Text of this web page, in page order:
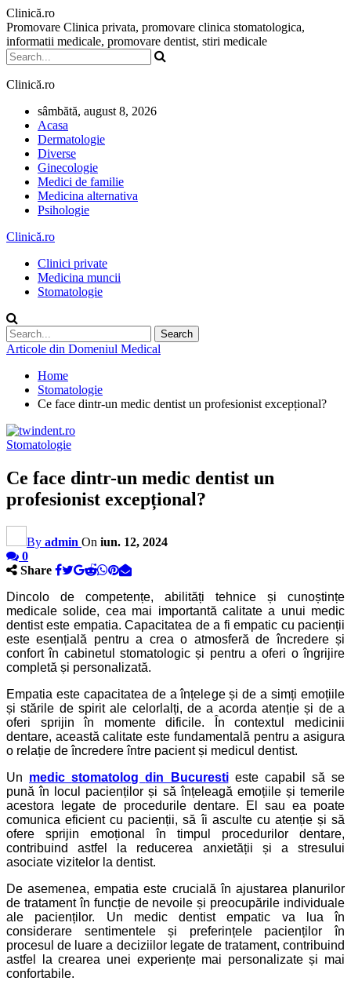
Clinică.ro
Promovare Clinica privata, promovare clinica stomatologica,
informatii medicale, promovare dentist, stiri medicale
Clinică.ro
sâmbătă, august 8, 2026
Acasa
Dermatologie
Diverse
Ginecologie
Medici de familie
Medicina alternativa
Psihologie
Clinică.ro
Clinici private
Medicina muncii
Stomatologie
Articole din Domeniul Medical
Home
Stomatologie
Ce face dintr-un medic dentist un profesionist excepțional?
Stomatologie
Ce face dintr-un medic dentist un
profesionist excepțional?
By admin On iun. 12, 2024
0
Share
Dincolo de competențe, abilități tehnice și cunoștințe
medicale solide, cea mai importantă calitate a unui medic
dentist este empatia. Capacitatea de a fi empatic cu pacienții
este esențială pentru a crea o atmosferă de încredere și
confort în cabinetul stomatologic și pentru a oferi o îngrijire
completă și personalizată.
Empatia este capacitatea de a înțelege și de a simți emoțiile
și stările de spirit ale celorlalți, de a acorda atenție și de a
oferi sprijin în momente dificile. În contextul medicinii
dentare, această calitate este fundamentală pentru a asigura
o relație de încredere între pacient și medicul dentist.
Un medicstomatologdin Bucurestieste capabil să se
pună în locul pacienților și să înțeleagă emoțiile și temerile
acestora legate de procedurile dentare. El sau ea poate
comunica eficient cu pacienții, să îi asculte cu atenție și să
ofere sprijin emoțional în timpul procedurilor dentare,
contribuind astfel la reducerea anxietății și a stresului
asociate vizitelor la dentist.
De asemenea, empatia este crucială în ajustarea planurilor
de tratament în funcție de nevoile și preocupările individuale
ale pacienților. Un medic dentist empatic va lua în
considerare sentimentele și preferințele pacienților în
procesul de luare a deciziilor legate de tratament, contribuind
astfel la crearea unei experiențe mai personalizate și mai
confortabile.